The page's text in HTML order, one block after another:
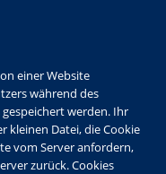
einer Website
während des
werden. Ihr
kleinen Datei, die Cookie
vom Server anfordern,
zurück. Cookies